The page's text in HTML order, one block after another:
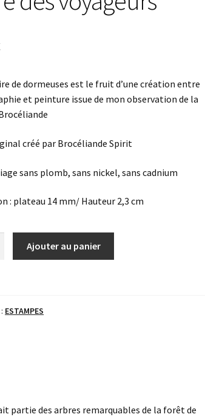
de dormeuses est le fruit d’une création entre
et peinture issue de mon observation de la
créé par Brocéliande Spirit
sans plomb, sans nickel, sans cadnium
: plateau 14 mm/ Hauteur 2,3 cm
Ajouter au panier
ESTAMPES
partie des arbres remarquables de la forêt de